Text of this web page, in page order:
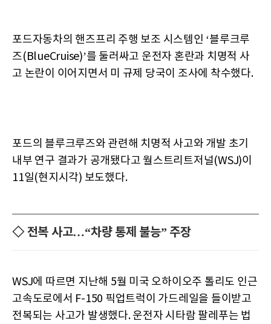
포드자동차의 핸즈프리 주행 보조 시스템인 ‘블루크루
즈(BlueCruise)’를 둘러싸고 운전자 혼란과 치명적 사
고 논란이 이어지면서 미 규제 당국이 조사에 착수했다.
포드의 블루크루즈와 관련해 치명적 사고와 개발 초기
내부 연구 결과가 공개됐다고 월스트리트저널(WSJ)이
11일(현지시각) 보도했다.
◇ 전복 사고…“차량 통제 불능” 주장
WSJ에 따르면 지난해 5월 미국 오하이오주 톨리도 인근
고속도로에서 F-150 픽업트럭이 가드레일을 들이받고
전복되는 사고가 발생했다. 운전자 시타람 팔레푸는 법